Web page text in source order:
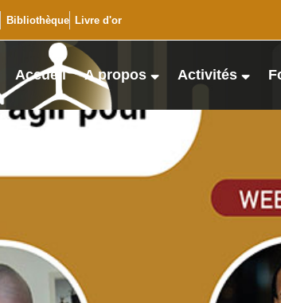
Bibliothèque Livre d'or
Accueil A propos Activités